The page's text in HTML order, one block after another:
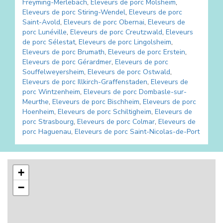
Freyming-Merlebach, Eleveurs de porc Molsheim,
Eleveurs de porc Stiring-Wendel, Eleveurs de porc
Saint-Avold, Eleveurs de porc Obernai, Eleveurs de
porc Lunéville, Eleveurs de porc Creutzwald, Eleveurs
de porc Sélestat, Eleveurs de porc Lingolsheim,
Eleveurs de porc Brumath, Eleveurs de porc Erstein,
Eleveurs de porc Gérardmer, Eleveurs de porc
Souffelweyersheim, Eleveurs de porc Ostwald,
Eleveurs de porc Illkirch-Graffenstaden, Eleveurs de
porc Wintzenheim, Eleveurs de porc Dombasle-sur-
Meurthe, Eleveurs de porc Bischheim, Eleveurs de porc
Hoenheim, Eleveurs de porc Schiltigheim, Eleveurs de
porc Strasbourg, Eleveurs de porc Colmar, Eleveurs de
porc Haguenau, Eleveurs de porc Saint-Nicolas-de-Port
+
−